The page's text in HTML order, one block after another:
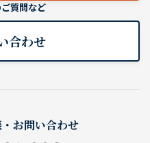
質問など
合わせ
お問い合わせ